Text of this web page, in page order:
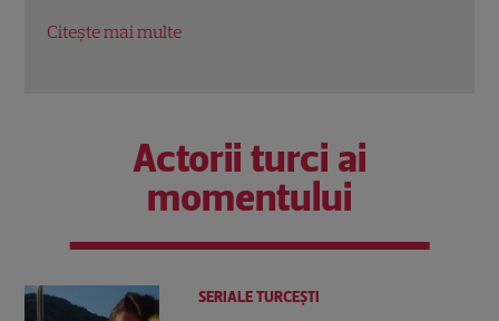
Actorii turci ai
momentului
SERIALE TURCEŞTI